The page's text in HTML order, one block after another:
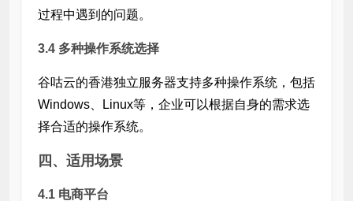
过程中遇到的问题。
3.4 多种操作系统选择
谷咕云的香港独立服务器支持多种操作系统，包括
Windows、Linux等，企业可以根据自身的需求选
择合适的操作系统。
四、适用场景
4.1 电商平台